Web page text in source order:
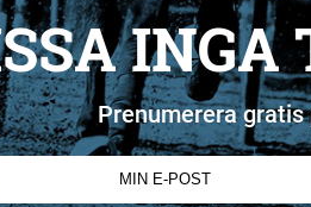
INGA
Prenumerera